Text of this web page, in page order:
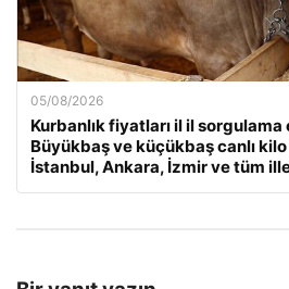
05/08/2026
Kurbanlık fiyatları il il sorgulama
Büyükbaş ve küçükbaş canlı
İstanbul, Ankara, İzmir ve tüm